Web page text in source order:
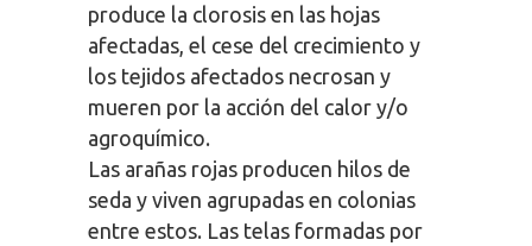
produce la clorosis en las hojas
afectadas, el cese del crecimiento y
los tejidos afectados necrosan y
mueren por la acción del calor y/o
agroquímico.
Las arañas rojas producen hilos de
seda y viven agrupadas en colonias
entre estos. Las telas formadas por